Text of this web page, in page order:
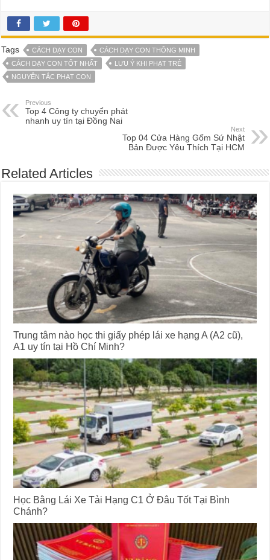
Tags CÁCH DẠY CON
CÁCH DẠY CON THÔNG MINH
CÁCH DẠY CON TỐT NHẤT
LƯU Ý KHI PHẠT TRẺ
NGUYÊN TẮC PHẠT CON
Previous
Top 4 Công ty chuyển phát
nhanh uy tín tại Đồng Nai
Next
Top 04 Cửa Hàng Gốm Sứ Nhật
Bản Được Yêu Thích Tại HCM
Related Articles
Trung tâm nào học thi giấy phép lái xe hạng A (A2 cũ),
A1 uy tín tại Hồ Chí Minh?
Học Bằng Lái Xe Tải Hạng C1 Ở Đâu Tốt Tại Bình
Chánh?